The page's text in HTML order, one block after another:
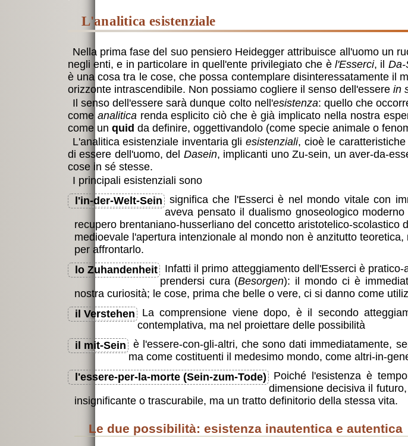
l'analitica esistenziale
Nella prima fase del suo pensiero Heidegger attribuisce all'uomo un
negli enti, e in particolare in quell'ente privilegiato che è l'Esserci, il Da-
è una cosa tra le cose, che possa contemplare disinteressatamente il
orizzonte intrascendibile. Non possiamo cogliere il senso dell'essere in
Il senso dell'essere sarà dunque colto nell'esistenza: quello che
come analitica renda esplicito ciò che è già implicato nella nostra
come un quid da definire, oggettivandolo (come specie animale o
L'analitica esistenziale inventaria gliesistenziali, cioè le
di essere dell'uomo, del Dasein, implicanti uno Zu-sein, un aver-da-
cose in sé stesse.
I principali esistenziali sono
l'in-der-Welt-Sein
significa che l'Esserci è nel mondo vitale con
aveva pensato il dualismo gnoseologico
recupero brentaniano-husserliano del concetto aristotelico-
medioevale l'apertura intenzionale al mondo non è anzitutto
per affrontarlo.
lo Zuhandenheit
Infatti il primo atteggiamento dell'Esserci è
prendersi cura (Besorgen): il mondo ci è
nostra curiosità; le cose, prima che belle o vere, ci si danno come
il Verstehen
La comprensione viene dopo, è il secondo
contemplativa, ma nel proiettare delle possibilità
il mit-Sein
è l'essere-con-gli-altri, che sono dati immediatamente,
ma come costituenti il medesimo mondo, come altri-in-
l'essere-per-la-morte (Sein-zum-Tode)
Poiché l'esistenza è
dimensione decisiva il
insignificante o trascurabile, ma un tratto definitorio della stessa vita.
le due possibilità: esistenza inautentica e autentica